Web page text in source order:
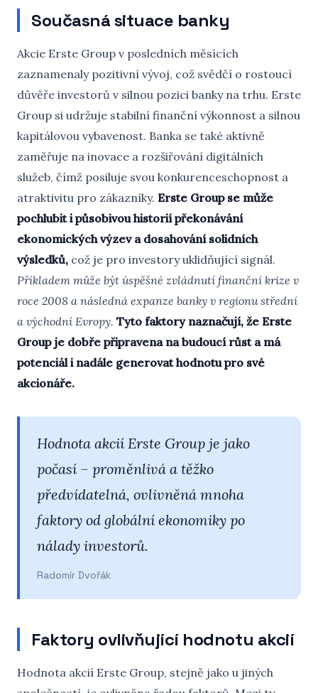
Současná situace banky
Akcie Erste Group v posledních měsících
zaznamenaly pozitivní vývoj, což svědčí o rostoucí
důvěře investorů v silnou pozici banky na trhu. Erste
Group si udržuje stabilní finanční výkonnost a silnou
kapitálovou vybavenost. Banka se také aktivně
zaměřuje na inovace a rozšiřování digitálních
služeb, čímž posiluje svou konkurenceschopnost a
atraktivitu pro zákazníky. Erste Group se může
pochlubit i působivou historií překonávání
ekonomických výzev a dosahování solidních
výsledků, což je pro investory uklidňující signál.
Příkladem může být úspěšné zvládnutí finanční krize v
roce 2008 a následná expanze banky v regionu střední
a východní Evropy. Tyto faktory naznačují, že Erste
Group je dobře připravena na budoucí růst a má
potenciál i nadále generovat hodnotu pro své
akcionáře.
Hodnota akcií Erste Group je jako
počasí – proměnlivá a těžko
předvídatelná, ovlivněná mnoha
faktory od globální ekonomiky po
nálady investorů.
Radomír Dvořák
Faktory ovlivňující hodnotu akcií
Hodnota akcií Erste Group, stejně jako u jiných